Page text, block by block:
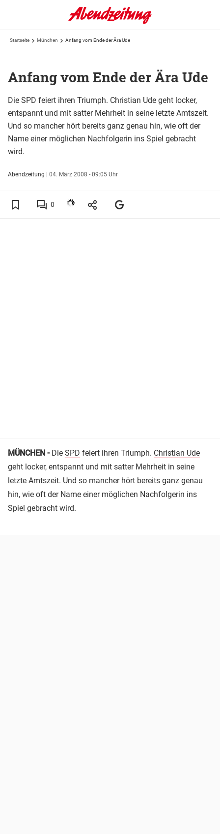
Startseite München Anfang vom Ende der Ära Ude
Anfang vom Ende der Ära Ude
Die SPD feiert ihren Triumph. Christian Ude geht locker,
entspannt und mit satter Mehrheit in seine letzte Amtszeit.
Und so mancher hört bereits ganz genau hin, wie oft der
Name einer möglichen Nachfolgerin ins Spiel gebracht
wird.
Abendzeitung | 04. März 2008 - 09:05 Uhr
0
MÜNCHEN -Die SPD feiert ihren Triumph. Christian Ude
geht locker, entspannt und mit satter Mehrheit in seine
letzte Amtszeit. Und so mancher hört bereits ganz genau
hin, wie oft der Name einer möglichen Nachfolgerin ins
Spiel gebracht wird.